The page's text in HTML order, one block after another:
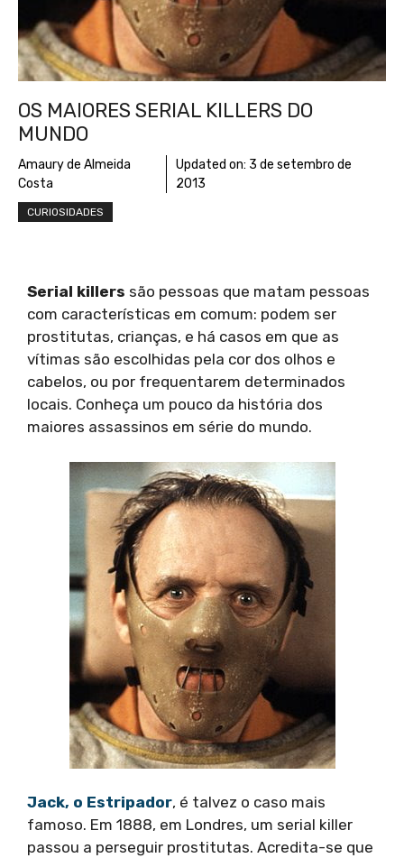
OS MAIORES SERIAL KILLERS DO
MUNDO
Amaury de Almeida
Costa
Updated on: 3 de setembro de
2013
CURIOSIDADES
Serial killers são pessoas que matam pessoas
com características em comum: podem ser
prostitutas, crianças, e há casos em que as
vítimas são escolhidas pela cor dos olhos e
cabelos, ou por frequentarem determinados
locais. Conheça um pouco da história dos
maiores assassinos em série do mundo.
Jack, o Estripador, é talvez o caso mais
famoso. Em 1888, em Londres, um serial killer
passou a perseguir prostitutas. Acredita-se que